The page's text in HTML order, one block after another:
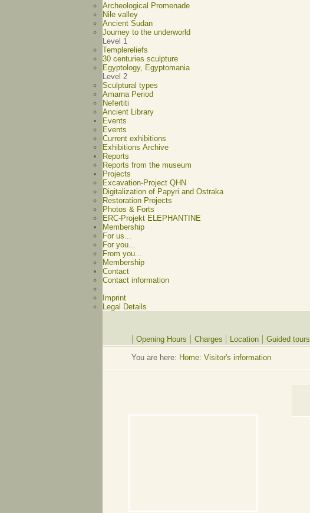
Archeological Promenade
Nile valley
Ancient Sudan
Journey to the underworld
Level 1
Templereliefs
30 centuries sculpture
Egyptology, Egyptomania
Level 2
Sculptural types
Amarna Period
Nefertiti
Ancient Library
Events
Events
Current exhibitions
Exhibitions Archive
Reports
Reports from the museum
Projects
Excavation-Project QHN
Digitalization of Papyri and Ostraka
Restoration Projects
Photos & Forts
ERC-Projekt ELEPHANTINE
Membership
For us...
For you...
From you...
Membership
Contact
Contact information
Imprint
Legal Details
Opening Hours Charges Location Guided tours
You are here: Home: Visitor's information